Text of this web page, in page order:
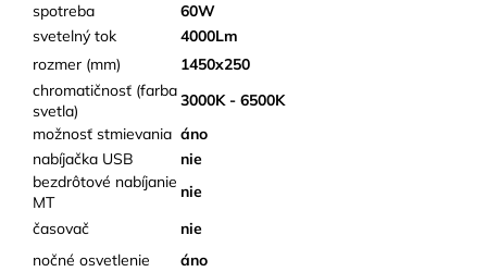
spotreba
60W
svetelný tok
4000Lm
rozmer (mm)
1450x250
chromatičnosť (farba
svetla)
3000K - 6500K
možnosť stmievania áno
nabíjačka USB
nie
bezdrôtové nabíjanie
MT
nie
časovač
nie
nočné osvetlenie
áno